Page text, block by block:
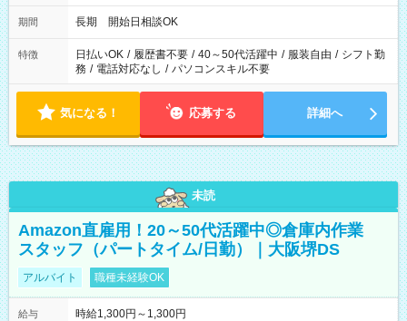
期間 長期 開始日相談OK
特徴 日払いOK / 履歴書不要 / 40～50代活躍中 / 服装自由 / シフト勤
務 / 電話対応なし / パソコンスキル不要
気になる！ 応募する 詳細へ
未読
Amazon直雇用！20～50代活躍中◎倉庫内作業
スタッフ（パートタイム/日勤）｜大阪堺DS
アルバイト 職種未経験OK
給与
時給1,300円～1,300円